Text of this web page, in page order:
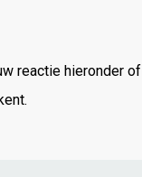
reactie hieronder